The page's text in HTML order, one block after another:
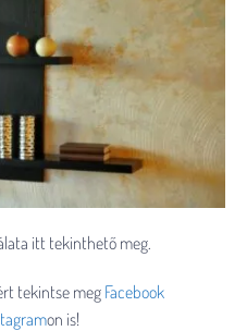
itt tekinthető meg.
tekintse meg Facebook
on is!